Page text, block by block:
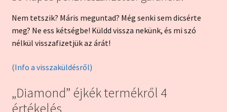
Nem tetszik? Máris meguntad? Még senki sem dicsérte
meg? Ne ess kétségbe! Küldd vissza nekünk, és mi szó
nélkül visszafizetjük az árát!
(Info a visszaküldésről)
„Diamond” éjkéktermékről 4
értékelés